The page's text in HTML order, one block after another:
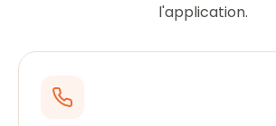
l'application.